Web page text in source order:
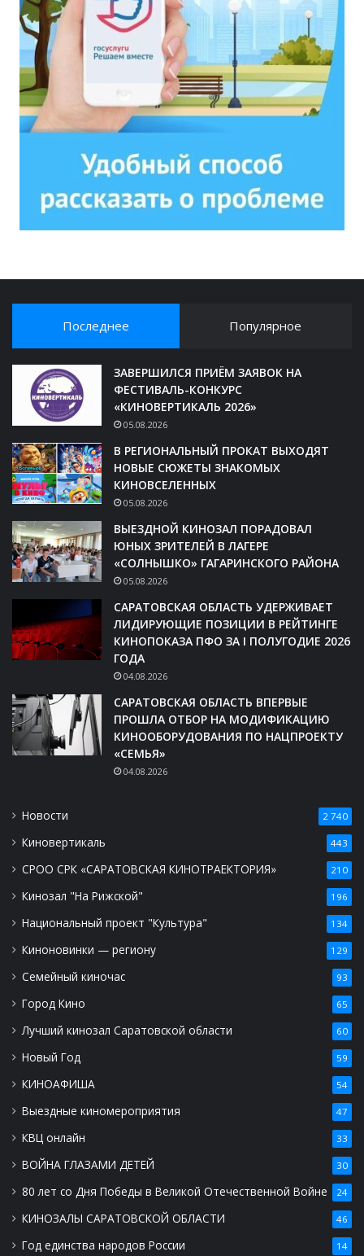
Последнее Популярное
ЗАВЕРШИЛСЯ ПРИЁМ ЗАЯВОК НА
ФЕСТИВАЛЬ-КОНКУРС
«КИНОВЕРТИКАЛЬ 2026»
05.08.2026
В РЕГИОНАЛЬНЫЙ ПРОКАТ ВЫХОДЯТ
НОВЫЕ СЮЖЕТЫ ЗНАКОМЫХ
КИНОВСЕЛЕННЫХ
05.08.2026
ВЫЕЗДНОЙ КИНОЗАЛ ПОРАДОВАЛ
ЮНЫХ ЗРИТЕЛЕЙ В ЛАГЕРЕ
«СОЛНЫШКО» ГАГАРИНСКОГО РАЙОНА
05.08.2026
САРАТОВСКАЯ ОБЛАСТЬ УДЕРЖИВАЕТ
ЛИДИРУЮЩИЕ ПОЗИЦИИ В РЕЙТИНГЕ
КИНОПОКАЗА ПФО ЗА I ПОЛУГОДИЕ 2026
ГОДА
04.08.2026
САРАТОВСКАЯ ОБЛАСТЬ ВПЕРВЫЕ
ПРОШЛА ОТБОР НА МОДИФИКАЦИЮ
КИНООБОРУДОВАНИЯ ПО НАЦПРОЕКТУ
«СЕМЬЯ»
04.08.2026
Новости 2 740
Киновертикаль 443
СРОО СРК «САРАТОВСКАЯ КИНОТРАЕКТОРИЯ» 210
Кинозал "На Рижской" 196
Национальный проект "Культура" 134
Киноновинки — региону 129
Семейный киночас 93
Город Кино 65
Лучший кинозал Саратовской области 60
Новый Год 59
КИНОАФИША 54
Выездные киномероприятия 47
КВЦ онлайн 33
ВОЙНА ГЛАЗАМИ ДЕТЕЙ 30
80 лет со Дня Победы в Великой Отечественной Войне 24
КИНОЗАЛЫ САРАТОВСКОЙ ОБЛАСТИ 46
Год единства народов России 14